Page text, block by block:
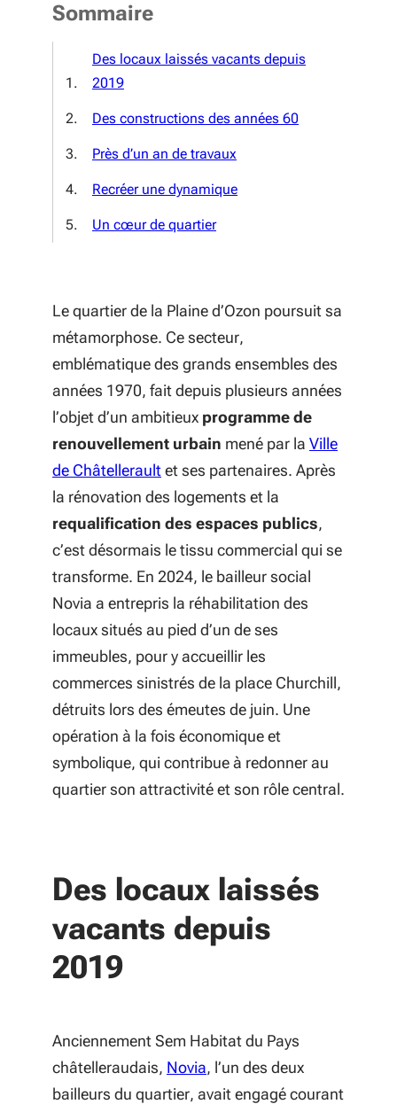
Sommaire
Des locaux laissés vacants depuis
2019
Des constructions des années 60
Près d’un an de travaux
Recréer une dynamique
Un cœur de quartier
Le quartier de la Plaine d’Ozon poursuit sa
métamorphose. Ce secteur,
emblématique des grands ensembles des
années 1970, fait depuis plusieurs années
l’objet d’un ambitieux programme de
renouvellement urbain mené par la Ville
de Châtellerault(S'ouvre dans une nouvelle
et ses partenaires. Après
la rénovation des logements et la
requalification des espaces publics,
c’est désormais le tissu commercial qui se
transforme. En 2024, le bailleur social
Novia a entrepris la réhabilitation des
locaux situés au pied d’un de ses
immeubles, pour y accueillir les
commerces sinistrés de la place Churchill,
détruits lors des émeutes de juin. Une
opération à la fois économique et
symbolique, qui contribue à redonner au
quartier son attractivité et son rôle central.
Des locaux laissés
vacants depuis
2019
Anciennement Sem Habitat du Pays
châtelleraudais, Novia (S'ouvre dans une nouvelle
, l’un des deux
bailleurs du quartier, avait engagé courant